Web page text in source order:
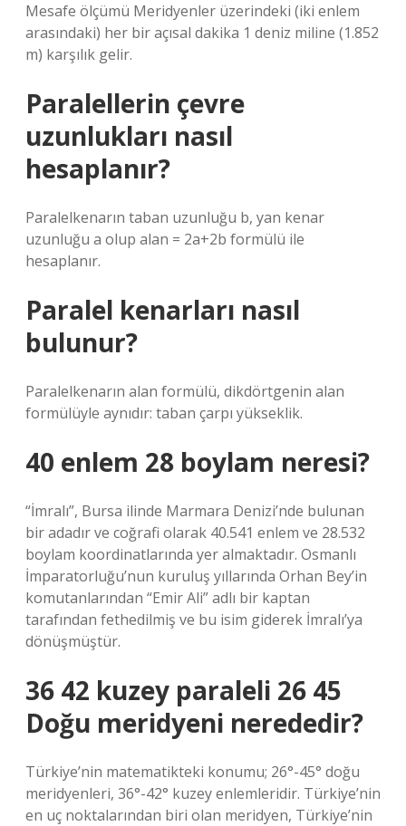
Mesafe ölçümü Meridyenler üzerindeki (iki enlem
arasındaki) her bir açısal dakika 1 deniz miline (1.852
m) karşılık gelir.
Paralellerin çevre
uzunlukları nasıl
hesaplanır?
Paralelkenarın taban uzunluğu b, yan kenar
uzunluğu a olup alan = 2a+2b formülü ile
hesaplanır.
Paralel kenarları nasıl
bulunur?
Paralelkenarın alan formülü, dikdörtgenin alan
formülüyle aynıdır: taban çarpı yükseklik.
40 enlem 28 boylam neresi?
“İmralı”, Bursa ilinde Marmara Denizi’nde bulunan
bir adadır ve coğrafi olarak 40.541 enlem ve 28.532
boylam koordinatlarında yer almaktadır. Osmanlı
İmparatorluğu’nun kuruluş yıllarında Orhan Bey’in
komutanlarından “Emir Ali” adlı bir kaptan
tarafından fethedilmiş ve bu isim giderek İmralı’ya
dönüşmüştür.
36 42 kuzey paraleli 26 45
Doğu meridyeni nerededir?
Türkiye’nin matematikteki konumu; 26°-45° doğu
meridyenleri, 36°-42° kuzey enlemleridir. Türkiye’nin
en uç noktalarından biri olan meridyen, Türkiye’nin